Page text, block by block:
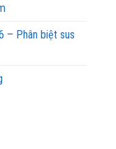
– Phân biệt sus